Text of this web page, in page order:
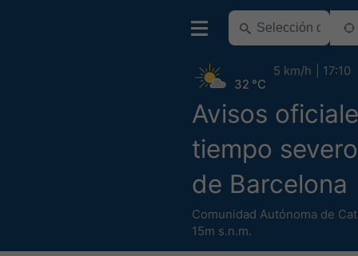
Avisos
tiempo
de Barcelona
Comunidad Autónoma de
15m s.n.m.
32 °C
5 km/h 17:10